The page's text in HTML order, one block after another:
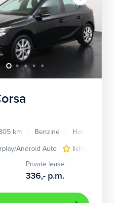
velgen 15"
km Benzine
Android Auto
lichtmetalen
Private lease
336,- p.m.